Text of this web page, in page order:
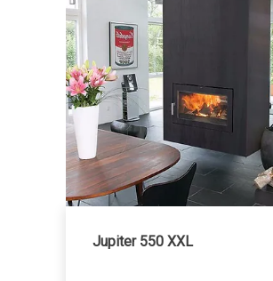
Jupiter 550 XXL